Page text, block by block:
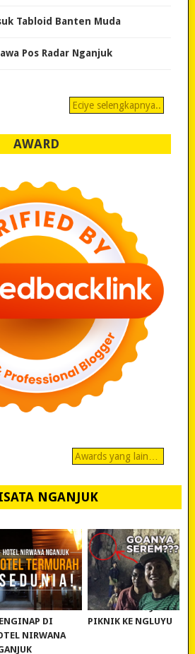
Tabloid Banten Muda
Pos Radar Nganjuk
Eciye selengkapnya..
AWARD
Awards yang lain…
NGANJUK
BANGET!
DI
NIRWANA
WISATA NGANJUK:
PIKNIK KE NGLUYU